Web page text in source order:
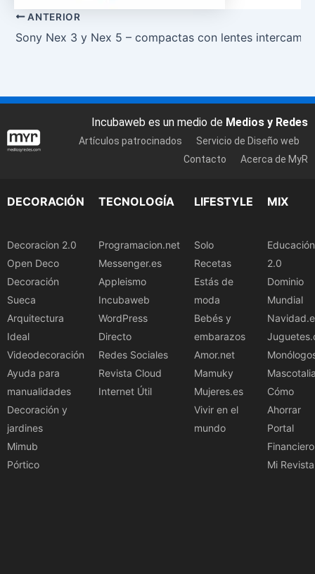
ANTERIOR
Sony Nex 3 y Nex 5 – compactas con lentes
Incubaweb es un medio de Medios y Redes
Artículos patrocinados
Servicio de Diseño web
Contacto
Acerca de MyR
DECORACIÓN
Decoracion 2.0
Open Deco
Decoración
Sueca
Arquitectura
Ideal
Videodecoración
Ayuda para
manualidades
Decoración y
jardines
Mimub
Pórtico
TECNOLOGÍA
Programacion.net
Messenger.es
Appleismo
Incubaweb
WordPress
Directo
Redes Sociales
Revista Cloud
Internet Útil
LIFESTYLE
Solo
Recetas
Estás de
moda
Bebés y
embarazos
Amor.net
Mamuky
Mujeres.es
Vivir en el
mundo
MIX
Educación
2.0
Dominio
Mundial
Cómo
Ahorrar
Portal
Financiero
Mi Revista